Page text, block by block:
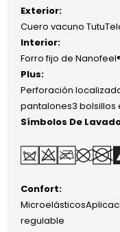
Exterior:
Cuero vacuno
Interior:
Forro fijo de
Plus:
Perforación
pantalones3 bolsillos
Símbolos De
Confort:
regulable